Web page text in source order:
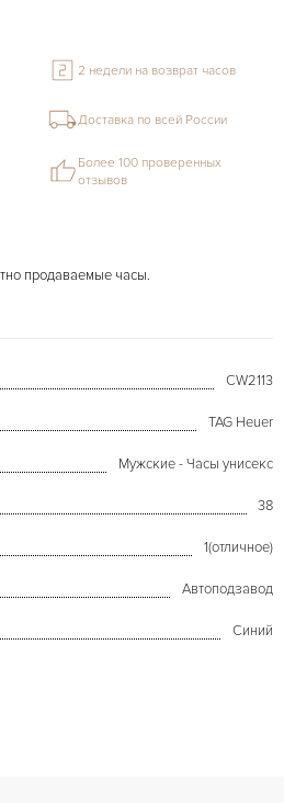
продаваемые часы.
CW2113
TAG Heuer
Мужские - Часы унисекс
38
1(отличное)
Автоподзавод
Синий
2 недели на возврат часов
Доставка по всей России
Более 100 проверенных
отзывов